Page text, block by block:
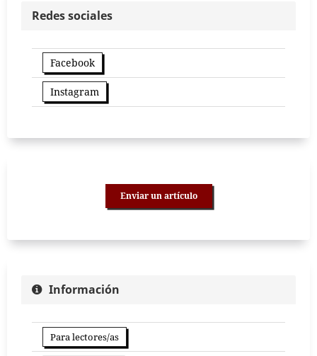
Redes sociales
Facebook
Instagram
Enviar un artículo
Información
Para lectores/as